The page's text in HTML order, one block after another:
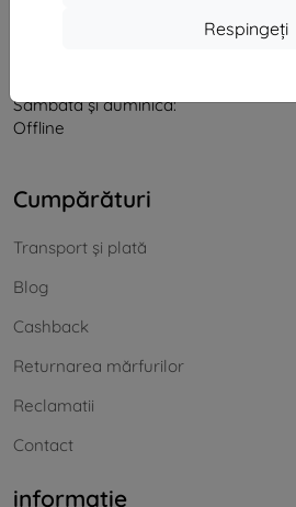
Respingeți
Sâmbătă și duminică:
Offline
Cumpărături
Transport și plată
Blog
Cashback
Returnarea mărfurilor
Reclamatii
Contact
informație